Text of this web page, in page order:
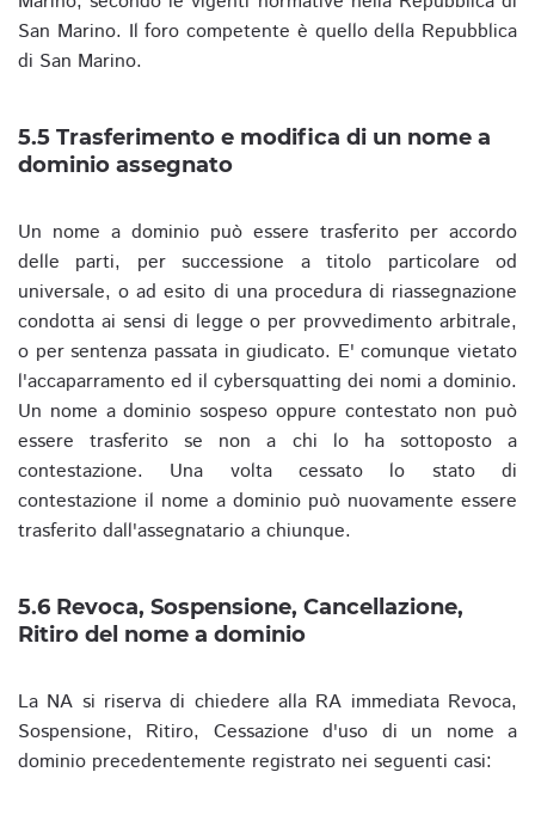
San Marino. Il foro competente è quello della Repubblica
di San Marino.
5.5 Trasferimento e modifica di un nome a
dominio assegnato
Un nome a dominio può essere trasferito per accordo
delle parti, per successione a titolo particolare od
universale, o ad esito di una procedura di riassegnazione
condotta ai sensi di legge o per provvedimento arbitrale,
o per sentenza passata in giudicato. E' comunque vietato
l'accaparramento ed il cybersquatting dei nomi a dominio.
Un nome a dominio sospeso oppure contestato non può
essere trasferito se non a chi lo ha sottoposto a
contestazione. Una volta cessato lo stato di
contestazione il nome a dominio può nuovamente essere
trasferito dall'assegnatario a chiunque.
5.6 Revoca, Sospensione, Cancellazione,
Ritiro del nome a dominio
La NA si riserva di chiedere alla RA immediata Revoca,
Sospensione, Ritiro, Cessazione d'uso di un nome a
dominio precedentemente registrato nei seguenti casi: